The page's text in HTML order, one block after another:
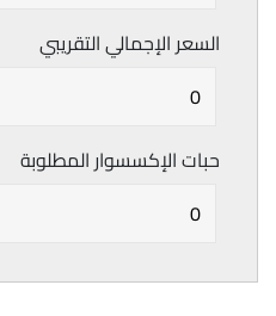
السعر الإجمالي التقريبي
حبات الإكسسوار المطلوبة